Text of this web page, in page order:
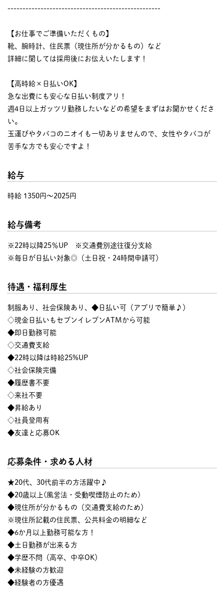
---------------------------------------------------
【お仕事でご準備いただくもの】
靴、腕時計、住民票（現住所が分かるもの）など
詳細に関しては採用後にお伝えいたします！
【高時給×日払いOK】
急な出費にも安心な日払い制度アリ！
週4日以上ガッツリ勤務したいなどの希望をまずはお聞かせくださ
い。
玉運びやタバコのニオイも一切ありませんので、女性やタバコが
苦手な方でも安心ですよ！
給与
時給 1350円〜2025円
給与備考
※22時以降25％UP ※交通費別途往復分支給
※毎日が日払い対象◎（土日祝・24時間申請可）
待遇・福利厚生
制服あり、社会保険あり、◆日払い可（アプリで簡単♪）
◇現金日払いもセブンイレブンATMから可能
◆即日勤務可能
◇交通費支給
◆22時以降は時給25%UP
◇社会保険完備
◆履歴書不要
◇来社不要
◆昇給あり
◇社員登用有
◆友達と応募OK
応募条件・求める人材
★20代、30代前半の方活躍中♪
◆20歳以上(風営法・受動喫煙防止のため)
◆現住所が分かるもの（交通費支給のため）
※現住所記載の住民票、公共料金の明細など
◆6か月以上勤務可能な方！
◆土日勤務が出来る方
◆学歴不問（高卒、中卒OK）
◆未経験の方歓迎
◆経験者の方優遇